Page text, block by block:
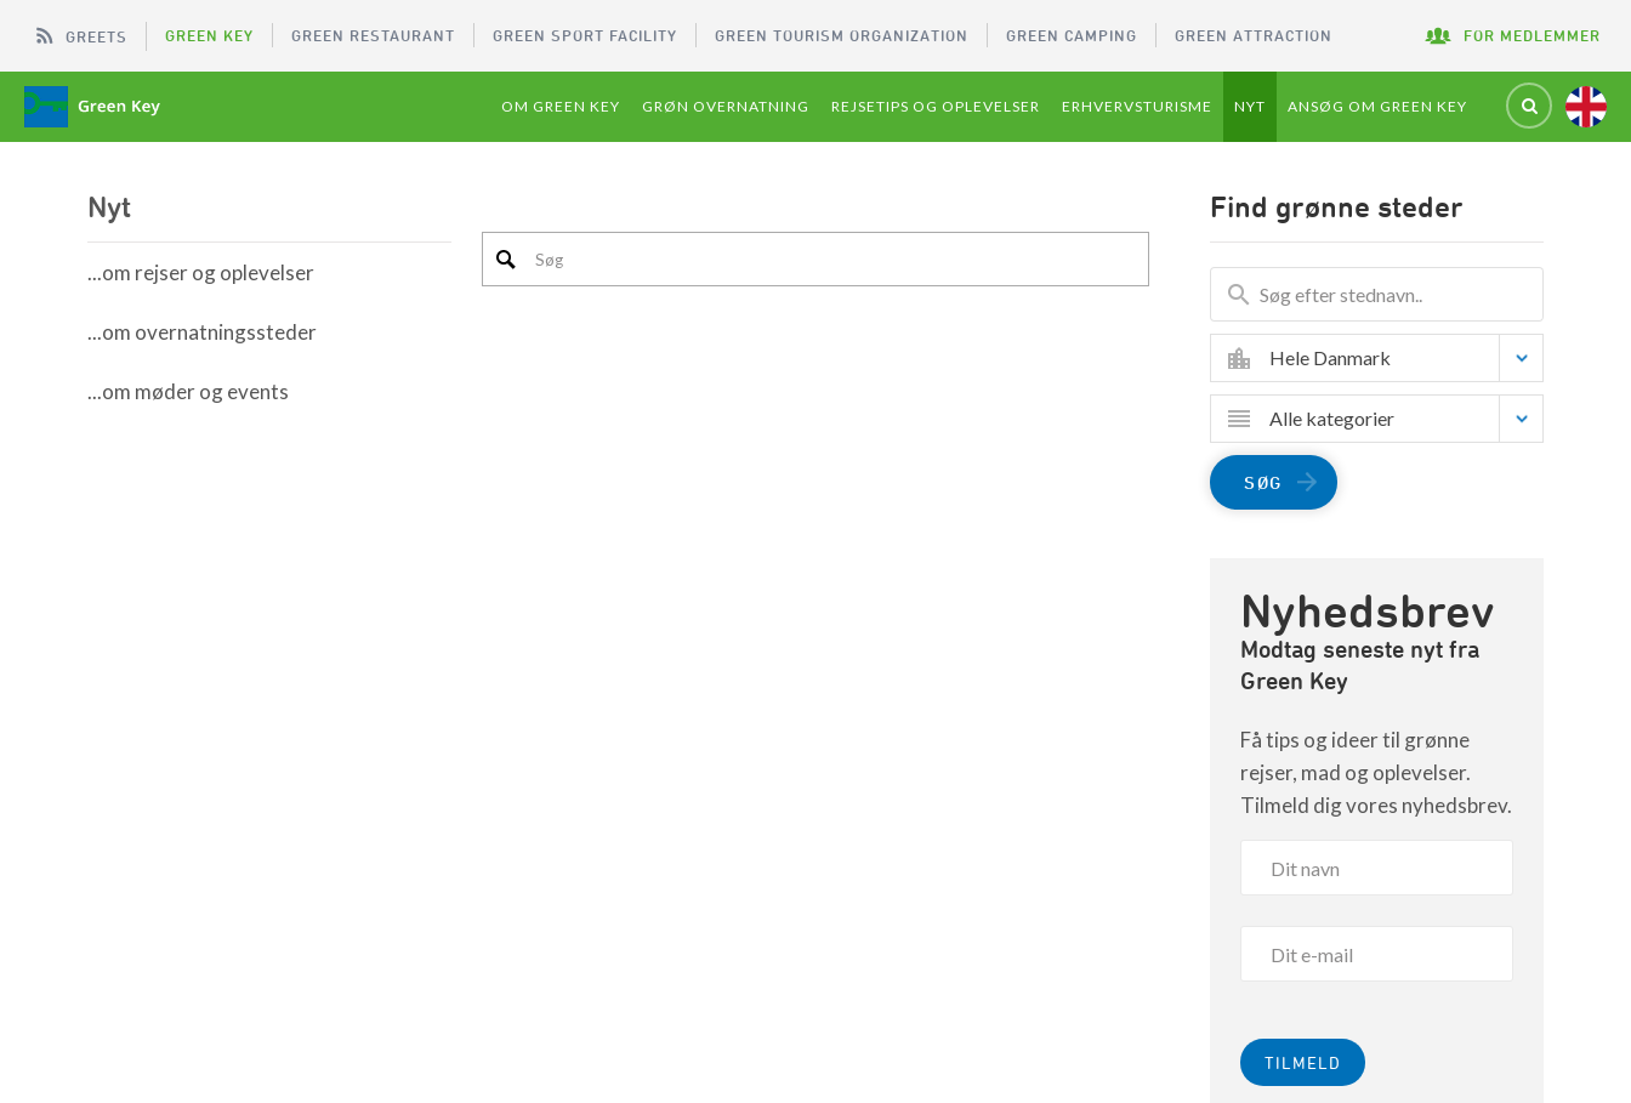
GREETS GREEN KEY GREEN RESTAURANT GREEN SPORT FACILITY GREEN TOURISM ORGANIZATION GREEN CAMPING GREEN ATTRACTION FOR MEDLEMMER
OM GREEN KEY GRØN OVERNATNING REJSETIPS OG OPLEVELSER ERHVERVSTURISME NYT ANSØG OM GREEN KEY
Nyt
...om rejser og oplevelser
...om overnatningssteder
...om møder og events
Find grønne steder
Hele Danmark
Alle kategorier
SØG
Nyhedsbrev
Modtag seneste nyt fra
Green Key
Få tips og ideer til grønne
rejser, mad og oplevelser.
Tilmeld dig vores nyhedsbrev.